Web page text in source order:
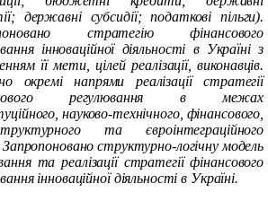
державні субсидії; податкові пільги).
стратегію фінансового
інноваційної діяльності в Україні з
її мети, цілей реалізації, виконавців.
окремі напрями реалізації стратегії
регулювання в межах
науково-технічного, фінансового,
та євроінтеграційного
Запропоновано структурно-логічну модель
та реалізації стратегії фінансового
інноваційної діяльності в Україні.